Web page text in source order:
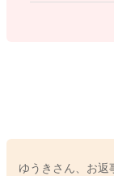
ゆうきさん、お返